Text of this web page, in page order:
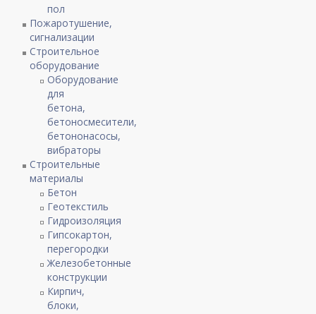
пол
Пожаротушение,
сигнализации
Строительное
оборудование
Оборудование
для
бетона,
бетоносмесители,
бетононасосы,
вибраторы
Строительные
материалы
Бетон
Геотекстиль
Гидроизоляция
Гипсокартон,
перегородки
Железобетонные
конструкции
Кирпич,
блоки,